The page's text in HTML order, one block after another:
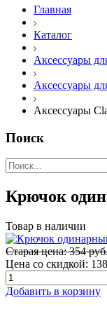
Главная
Каталог
Аксессуары
Аксессуары
Аксессуары
Поиск
Крючок
Товар в наличии
Старая цена: 354
Цена со скидкой:
Добавить в корзину